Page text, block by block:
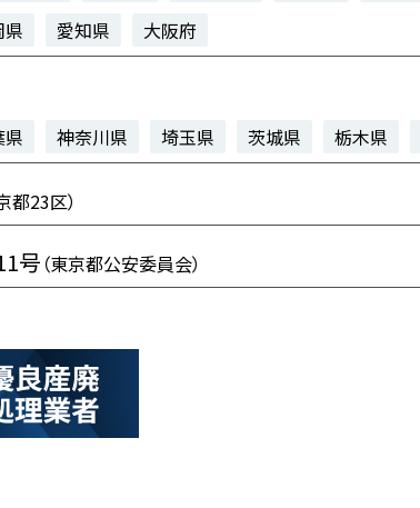
県 愛知県 大阪府
県 神奈川県 埼玉県 茨城県 栃木県
都23区）
号 （東京都公安委員会）